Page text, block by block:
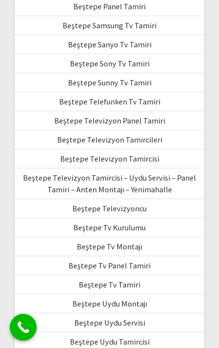
Beştepe Panel Tamiri
Beştepe Samsung Tv Tamiri
Beştepe Sanyo Tv Tamiri
Beştepe Sony Tv Tamiri
Beştepe Sunny Tv Tamiri
Beştepe Telefunken Tv Tamiri
Beştepe Televizyon Panel Tamiri
Beştepe Televizyon Tamircileri
Beştepe Televizyon Tamircisi
Beştepe Televizyon Tamircisi – Uydu Servisi – Panel
Tamiri – Anten Montajı – Yenimahalle
Beştepe Televizyoncu
Beştepe Tv Kurulumu
Beştepe Tv Montajı
Beştepe Tv Panel Tamiri
Beştepe Tv Tamiri
Beştepe Uydu Montajı
Beştepe Uydu Servisi
Beştepe Uydu Tamircisi